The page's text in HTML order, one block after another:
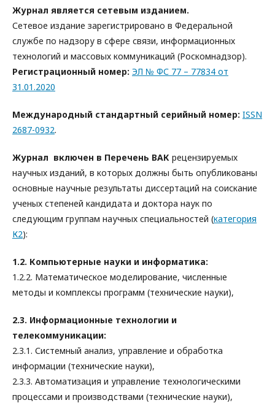
Журнал является сетевым изданием.
Сетевое издание зарегистрировано в Федеральной
службе по надзору в сфере связи, информационных
технологий и массовых коммуникаций (Роскомнадзор).
Регистрационный номер: ЭЛ № ФС 77 – 77834 от
31.01.2020
Международный стандартный серийный номер: ISSN
2687-0932.
Журнал включен в Перечень ВАК рецензируемых
научных изданий, в которых должны быть опубликованы
основные научные результаты диссертаций на соискание
ученых степеней кандидата и доктора наук по
следующим группам научных специальностей (категория
К2):
1.2. Компьютерные науки и информатика:
1.2.2. Математическое моделирование, численные
методы и комплексы программ (технические науки),
2.3. Информационные технологии и
телекоммуникации:
2.3.1. Системный анализ, управление и обработка
информации (технические науки),
2.3.3. Автоматизация и управление технологическими
процессами и производствами (технические науки),